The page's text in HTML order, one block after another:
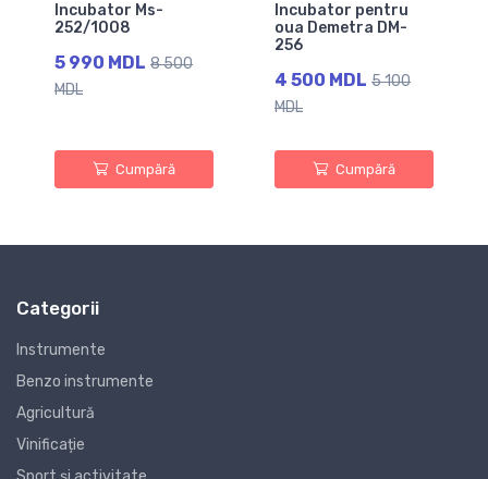
Incubator Ms-
252/1008
5 990 MDL 8 500
MDL
Cumpără
Incubator pentru
oua Demetra DM-
256
4 500 MDL 5 100
MDL
Cumpără
Categorii
Instrumente
Benzo instrumente
Agricultură
Vinificație